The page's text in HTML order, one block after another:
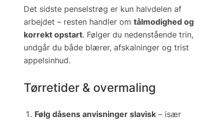
Det sidste penselstrøg er kun halvdelen af
arbejdet – resten handler om tålmodighed og
korrekt opstart. Følger du nedenstående trin,
undgår du både blærer, afskalninger og trist
appelsinhud.
Tørretider & overmaling
Følg dåsens anvisninger slavisk – især